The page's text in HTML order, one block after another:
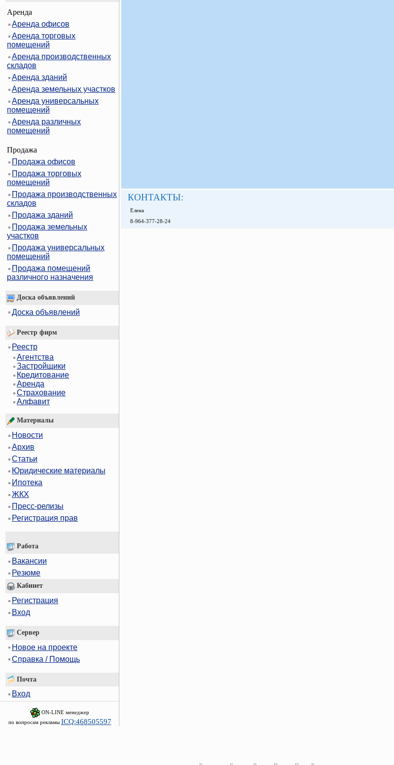
Аренда
Аренда офисов
Аренда торговых
помещений
Аренда производственных
складов
Аренда зданий
Аренда земельных участков
Аренда универсальных
помещений
Аренда различных
помещений
Продажа
Продажа офисов
Продажа торговых
помещений
Продажа производственных
складов
Продажа зданий
Продажа земельных
участков
Продажа универсальных
помещений
Продажа помещений
различного назначения
Доска объявлений
Доска объявлений
Реестр фирм
Реестр
Агентства
Застройщики
Кредитование
Аренда
Страхование
Алфавит
Материалы
Новости
Архив
Статьи
Юридические материалы
Ипотека
ЖКХ
Пресс-релизы
Регистрация прав
Работа
Вакансии
Резюме
Кабинет
Регистрация
Вход
Сервер
Новое на проекте
Справка / Помощь
Почта
Вход
ON-LINE менеджер
по вопросам рекламы ICQ:468505597
КОНТАКТЫ:
Елена
8-964-377-28-24